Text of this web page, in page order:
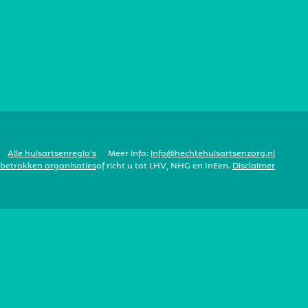
Alle huisartsenregio’s
organisaties
Meer info: info@hechtehuisartsenzorg.nl
of richt u tot LHV, NHG en InEen. Disclaimer